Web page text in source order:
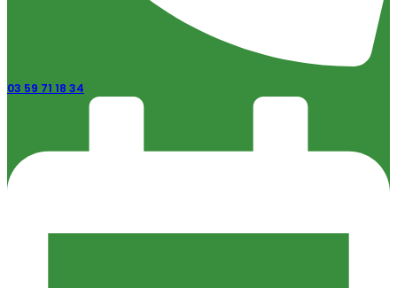
03 59 71 18 34